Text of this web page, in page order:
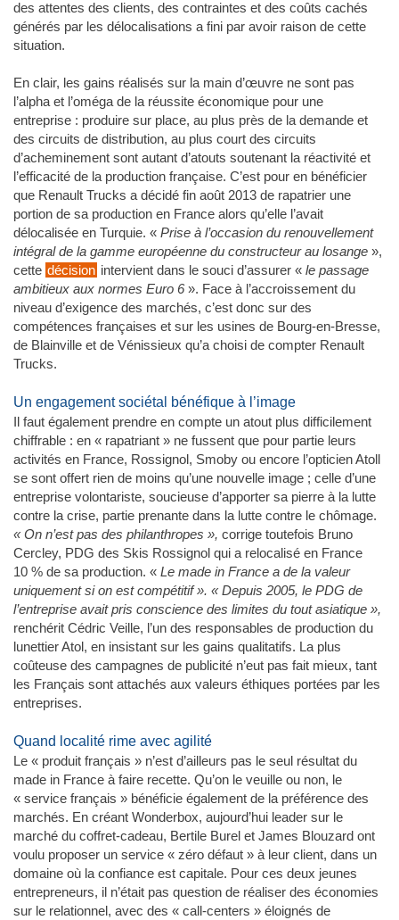
des attentes des clients, des contraintes et des coûts cachés
générés par les délocalisations a fini par avoir raison de cette
situation.
En clair, les gains réalisés sur la main d’œuvre ne sont pas
l’alpha et l’oméga de la réussite économique pour une
entreprise : produire sur place, au plus près de la demande et
des circuits de distribution, au plus court des circuits
d’acheminement sont autant d’atouts soutenant la réactivité et
l’efficacité de la production française. C’est pour en bénéficier
que Renault Trucks a décidé fin août 2013 de rapatrier une
portion de sa production en France alors qu’elle l’avait
délocalisée en Turquie. « Prise à l’occasion du renouvellement
intégral de la gamme européenne du constructeur au losange »,
cette décision intervient dans le souci d’assurer « le passage
ambitieux aux normes Euro 6». Face à l’accroissement du
niveau d’exigence des marchés, c’est donc sur des
compétences françaises et sur les usines de Bourg-en-Bresse,
de Blainville et de Vénissieux qu’a choisi de compter Renault
Trucks.
Un engagement sociétal bénéfique à l’image
Il faut également prendre en compte un atout plus difficilement
chiffrable : en « rapatriant » ne fussent que pour partie leurs
activités en France, Rossignol, Smoby ou encore l’opticien Atoll
se sont offert rien de moins qu’une nouvelle image ; celle d’une
entreprise volontariste, soucieuse d’apporter sa pierre à la lutte
contre la crise, partie prenante dans la lutte contre le chômage.
« On n’est pas des philanthropes », corrige toutefois Bruno
Cercley, PDG des Skis Rossignol qui a relocalisé en France
10 % de sa production. « Le made in France a de la valeur
uniquement si on est compétitif ». « Depuis 2005, le PDG de
l’entreprise avait pris conscience des limites du tout asiatique »,
renchérit Cédric Veille, l’un des responsables de production du
lunettier Atol, en insistant sur les gains qualitatifs. La plus
coûteuse des campagnes de publicité n’eut pas fait mieux, tant
les Français sont attachés aux valeurs éthiques portées par les
entreprises.
Quand localité rime avec agilité
Le « produit français » n’est d’ailleurs pas le seul résultat du
made in France à faire recette. Qu’on le veuille ou non, le
« service français » bénéficie également de la préférence des
marchés. En créant Wonderbox, aujourd’hui leader sur le
marché du coffret-cadeau, Bertile Burel et James Blouzard ont
voulu proposer un service « zéro défaut » à leur client, dans un
domaine où la confiance est capitale. Pour ces deux jeunes
entrepreneurs, il n’était pas question de réaliser des économies
sur le relationnel, avec des « call-centers » éloignés de